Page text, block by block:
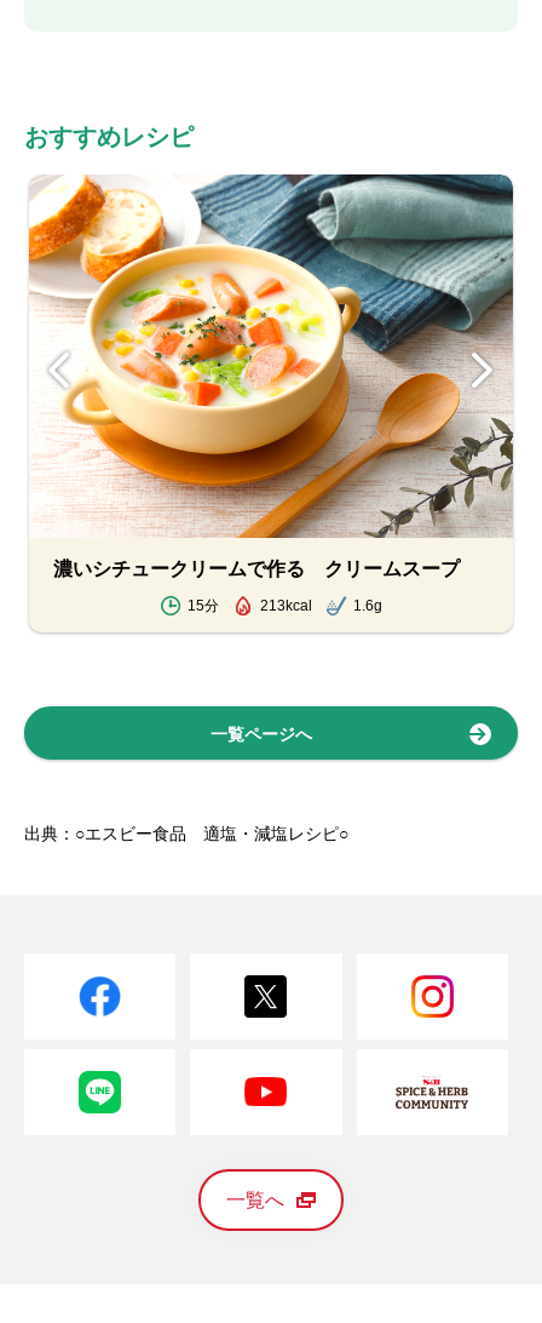
おすすめレシピ
濃いシチュークリームで作る クリームスープ
15分 213kcal 1.6g
一覧ページへ
出典：○エスビー食品 適塩・減塩レシピ○
一覧へ